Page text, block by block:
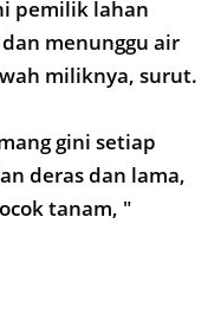
pemilik lahan
menunggu air
miliknya, surut.
gini setiap
deras dan lama,
tanam, "